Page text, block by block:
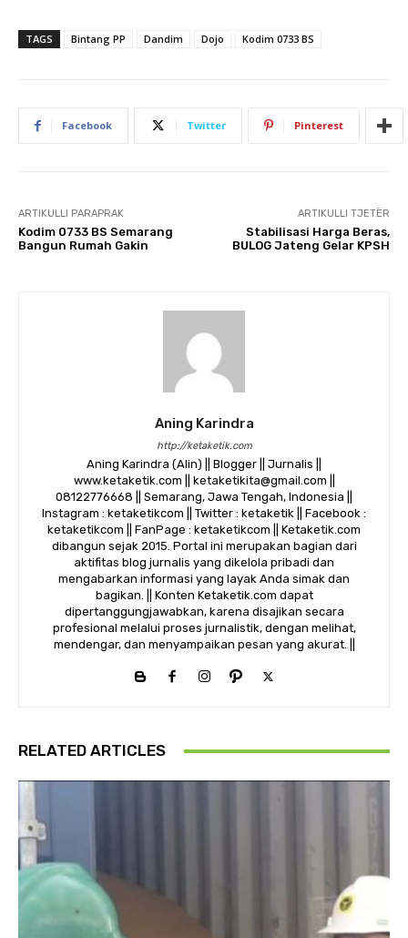
TAGS Bintang PP Dandim Dojo Kodim 0733 BS
Facebook Twitter Pinterest
ARTIKULLI PARAPRAK
Kodim 0733 BS Semarang
Bangun Rumah Gakin
ARTIKULLI TJETËR
Stabilisasi Harga Beras,
BULOG Jateng Gelar KPSH
Aning Karindra
http://ketaketik.com
Aning Karindra (Alin) || Blogger || Jurnalis ||
www.ketaketik.com || ketaketikita@gmail.com ||
08122776668 || Semarang, Jawa Tengah, Indonesia ||
Instagram : ketaketikcom || Twitter : ketaketik || Facebook :
ketaketikcom || FanPage : ketaketikcom || Ketaketik.com
dibangun sejak 2015. Portal ini merupakan bagian dari
aktifitas blog jurnalis yang dikelola pribadi dan
mengabarkan informasi yang layak Anda simak dan
bagikan. || Konten Ketaketik.com dapat
dipertanggungjawabkan, karena disajikan secara
profesional melalui proses jurnalistik, dengan melihat,
mendengar, dan menyampaikan pesan yang akurat. ||
RELATED ARTICLES